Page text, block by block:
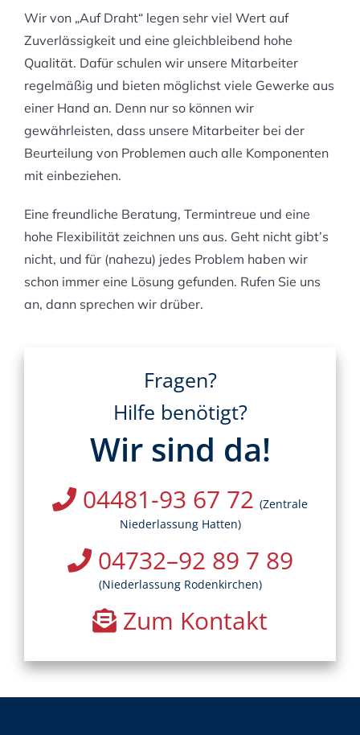
Wir von „Auf Draht“ legen sehr viel Wert auf
Zuverlässigkeit und eine gleichbleibend hohe
Qualität. Dafür schulen wir unsere Mitarbeiter
regelmäßig und bieten möglichst viele Gewerke aus
einer Hand an. Denn nur so können wir
gewährleisten, dass unsere Mitarbeiter bei der
Beurteilung von Problemen auch alle Komponenten
mit einbeziehen.
Eine freundliche Beratung, Termintreue und eine
hohe Flexibilität zeichnen uns aus. Geht nicht gibt’s
nicht, und für (nahezu) jedes Problem haben wir
schon immer eine Lösung gefunden. Rufen Sie uns
an, dann sprechen wir drüber.
Fragen?
Hilfe benötigt?
Wir sind da!
04481-93 67 72 (Zentrale
Niederlassung Hatten)
04732–92 89 7 89
(Niederlassung Rodenkirchen)
Zum Kontakt